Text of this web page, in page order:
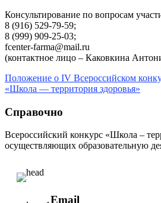
Консультирование по вопросам
8 (916) 529-79-59;
8 (999) 909-25-03;
fcenter-farma@mail.ru
(контактное лицо – Каковкина
Положение о IV Всероссийском
«Школа — территория здоровья»
Справочно
Всероссийский конкурс «Школа –
осуществляющих образовательную
Email